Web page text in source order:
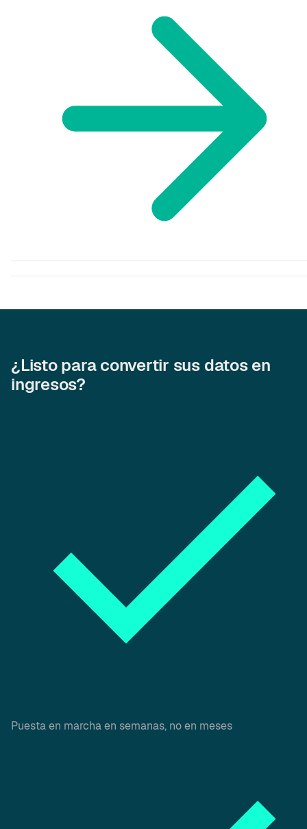
¿Listo para convertir sus datos en
ingresos?
Puesta en marcha en semanas, no en meses